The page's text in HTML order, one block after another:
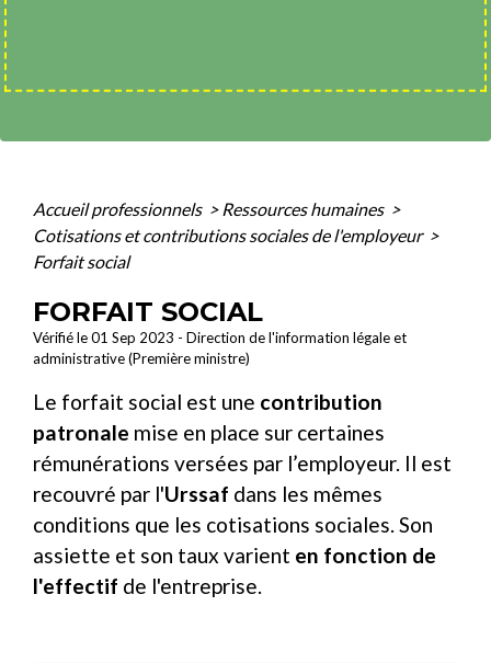
Accueil professionnels > Ressources humaines >
Cotisations et contributions sociales de l'employeur >
Forfait social
FORFAIT SOCIAL
Vérifié le 01 Sep 2023 - Direction de l'information légale et
administrative (Première ministre)
Le forfait social est une contribution
patronale mise en place sur certaines
rémunérations versées par l’employeur. Il est
recouvré par l'Urssaf dans les mêmes
conditions que les cotisations sociales. Son
assiette et son taux varient en fonction de
l'effectif de l'entreprise.